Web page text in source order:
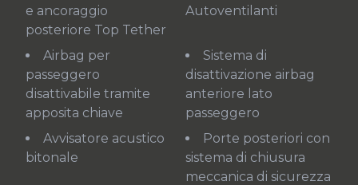
e ancoraggio
posteriore Top Tether
Autoventilanti
Airbag per
passeggero
disattivabile tramite
apposita chiave
Sistema di
disattivazione airbag
anteriore lato
passeggero
Avvisatore acustico
bitonale
Porte posteriori con
sistema di chiusura
meccanica di sicurezza